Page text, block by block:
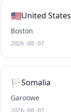
🇺🇸United States
Boston
2026-08-07
🏳️Somalia
Garoowe
2026-08-07